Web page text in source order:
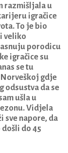
razmišljala u
igračice
To je bio
veliko
porodicu
igračice su
se tu
gdje
odsustva da se
ušla u
Vidjela
sve napore, da
do 45